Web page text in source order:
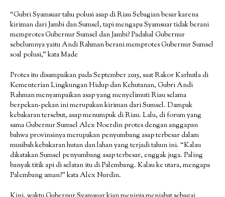
“Gubri Syamsuar tahu polusi asap di Riau Sebagian besar karena
kiriman dari Jambi dan Sumsel, tapi mengapa Syamsuar tidak berani
memprotes Gubernur Sumsel dan Jambi? Padahal Gubernur
sebelumnya yaitu Andi Rahman berani memprotes Gubernur Sumsel
soal polusi,” kata Made
Protes itu disampaikan pada September 2015, saat Rakor Karhutla di
Kementerian Lingkungan Hidup dan Kehutanan, Gubri Andi
Rahman menyampaikan asap yang menyelimuti Riau selama
berpekan-pekan ini merupakan kiriman dari Sumsel. Dampak
kebakaran tersebut, asap menumpuk di Riau. Lalu, di forum yang
sama Gubernur Sumsel Alex Noerdin protes dengan anggapan
bahwa provinsinya merupakan penyumbang asap terbesar dalam
musibah kebakaran hutan dan lahan yang terjadi tahun ini. “Kalau
dikatakan Sumsel penyumbang asap terbesar, enggak juga. Paling
banyak titik api di selatan itu di Palembang. Kalau ke utara, mengapa
Palembang aman?” kata Alex Nurdin.